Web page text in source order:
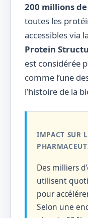
200 millions
toutes les
accessibles via
Protein
est considérée
comme l’une
l’histoire de la
IMPACT SUR
Des milliers
utilisent
pour
Selon une